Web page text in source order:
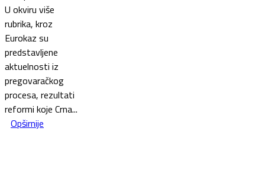
U okviru više
rubrika, kroz
Eurokaz su
predstavljene
aktuelnosti iz
pregovaračkog
procesa, rezultati
reformi koje Crna...
Opširnije